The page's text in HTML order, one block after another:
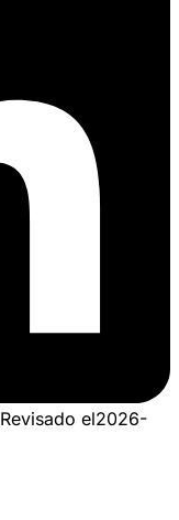
Revisado el2026-